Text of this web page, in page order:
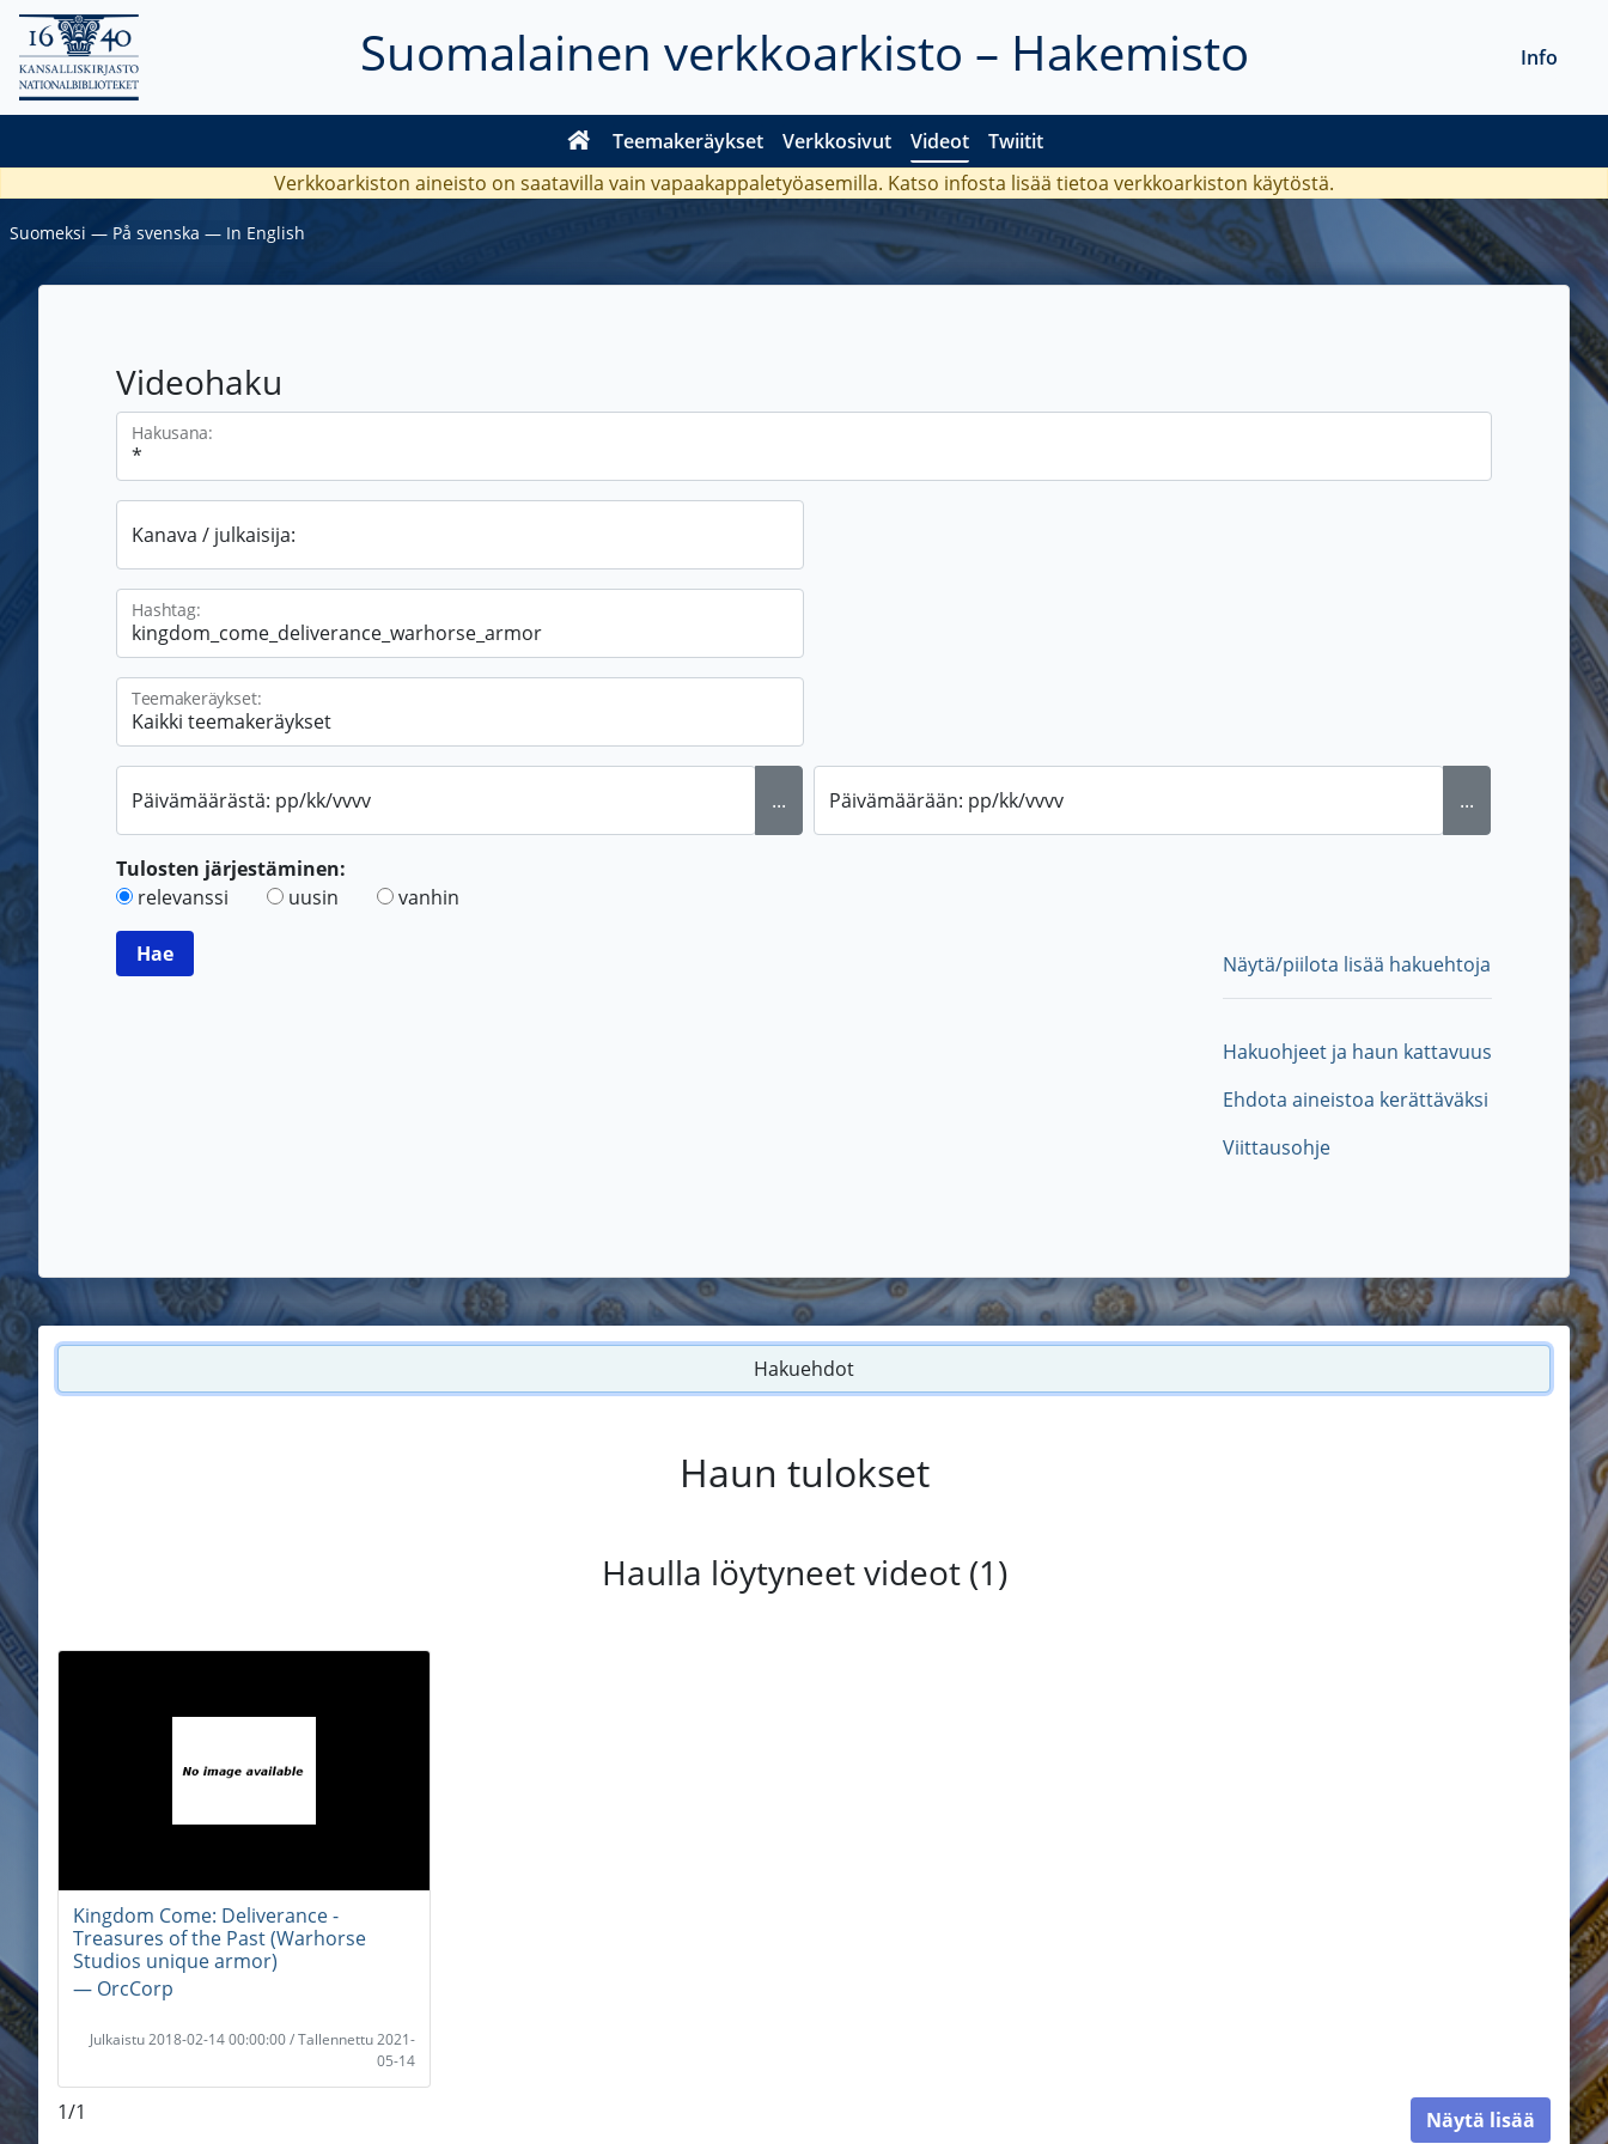
Suomalainen verkkoarkisto – Hakemisto
Teemakeräykset Verkkosivut Videot Twiitit
Info
Verkkoarkiston aineisto on saatavilla vain vapaakappaletyöasemilla. Katso infosta lisää tietoa verkkoarkiston käytöstä.
Suomeksi ― På svenska ― In English
Videohaku
Hakusana:
Kanava / julkaisija:
Hashtag:
Teemakeräykset:
Päivämäärästä: pp/kk/vvvv ... Päivämäärään: pp/kk/vvvv ...
Tulosten järjestäminen:
relevanssi
uusin vanhin
Näytä/piilota lisää hakuehtoja
Hakuohjeet ja haun kattavuus
Ehdota aineistoa kerättäväksi
Viittausohje
Hakuehdot
Haun tulokset
Haulla löytyneet videot (1)
Kingdom Come: Deliverance -
Treasures of the Past (Warhorse
Studios unique armor)
― OrcCorp
Julkaistu 2018-02-14 00:00:00 / Tallennettu 2021-
05-14
1/1 Näytä lisää